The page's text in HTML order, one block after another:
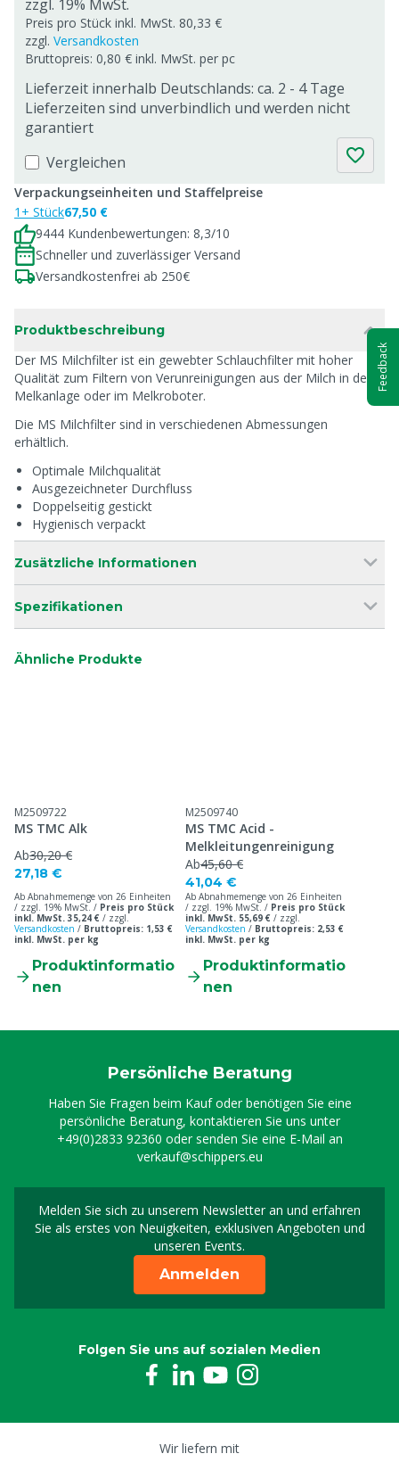
zzgl. 19% MwSt.
Preis pro Stück inkl. MwSt. 80,33 €
zzgl. Versandkosten
Bruttopreis: 0,80 € inkl. MwSt. per pc
Lieferzeit innerhalb Deutschlands: ca. 2 - 4 Tage
Lieferzeiten sind unverbindlich und werden nicht
garantiert
Vergleichen
Verpackungseinheiten und Staffelpreise
1+ Stück67,50 €
9444 Kundenbewertungen: 8,3/10
Schneller und zuverlässiger Versand
Versandkostenfrei ab 250€
Produktbeschreibung
Der MS Milchfilter ist ein gewebter Schlauchfilter mit hoher
Qualität zum Filtern von Verunreinigungen aus der Milch in der
Melkanlage oder im Melkroboter.
Die MS Milchfilter sind in verschiedenen Abmessungen
erhältlich.
Optimale Milchqualität
Ausgezeichneter Durchfluss
Doppelseitig gestickt
Hygienisch verpackt
Zusätzliche Informationen
Spezifikationen
Ähnliche Produkte
M2509722
MS TMC Alk
Ab30,20 €
27,18 €
Ab Abnahmemenge von 26 Einheiten
/ zzgl. 19% MwSt. / Preis pro Stück
inkl. MwSt. 35,24 € / zzgl.
Versandkosten / Bruttopreis: 1,53 €
inkl. MwSt. per kg
Produktinformatio
nen
M2509740
MS TMC Acid -
Melkleitungenreinigung
Ab45,60 €
41,04 €
Ab Abnahmemenge von 26 Einheiten
/ zzgl. 19% MwSt. / Preis pro Stück
inkl. MwSt. 55,69 € / zzgl.
Versandkosten / Bruttopreis: 2,53 €
inkl. MwSt. per kg
Produktinformatio
nen
Persönliche Beratung
Haben Sie Fragen beim Kauf oder benötigen Sie eine
persönliche Beratung, kontaktieren Sie uns unter
+49(0)2833 92360 oder senden Sie eine E-Mail an
verkauf@schippers.eu
Melden Sie sich zu unserem Newsletter an und erfahren
Sie als erstes von Neuigkeiten, exklusiven Angeboten und
unseren Events.
Melden Sie sich für
Anmelden
Folgen Sie uns auf sozialen Medien
Wir liefern mit
Feedback